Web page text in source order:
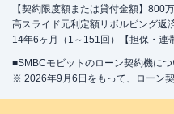
【契約限度額または貸付金額】800
高スライド元利定額リボルビング返
14年6ヶ月（1～151回）【担保・連
■SMBCモビットのローン契約機につ
※ 2026年9月6日をもって、ローン